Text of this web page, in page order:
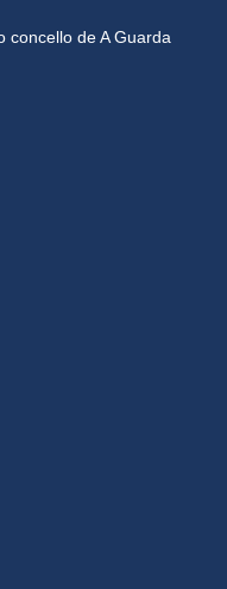
concello de A Guarda